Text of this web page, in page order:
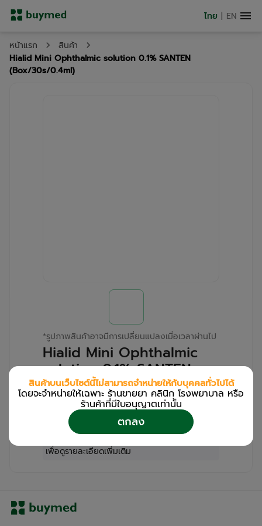
ไทย | EN
หน้าแรก
สินค้า
Hialid Mini Ophthalmic solution 0.1% SANTEN
(Box/30s/0.4ml)
*รูปภาพสินค้าอาจมีการเปลี่ยนแปลงเมื่อเวลาผ่านไป
Hialid Mini Ophthalmic
solution 0.1% SANTEN
(Box/30s/0.4ml)
สำหรับลูกค้าเฉพาะร้านขายยา คลินิก และโรง
พยาบาล
เข้าสู่ระบบ / ลงทะเบียน
เพื่อดูรายละเอียดเพิ่มเติม
สินค้าบนเว็บไซต์นี้ไม่สามารถจำหน่ายให้กับบุคคลทั่วไปได้
โดยจะจำหน่ายให้เฉพาะ ร้านขายยา คลินิก โรงพยาบาล หรือ
ร้านค้าที่มีใบอนุญาตเท่านััน
ตกลง